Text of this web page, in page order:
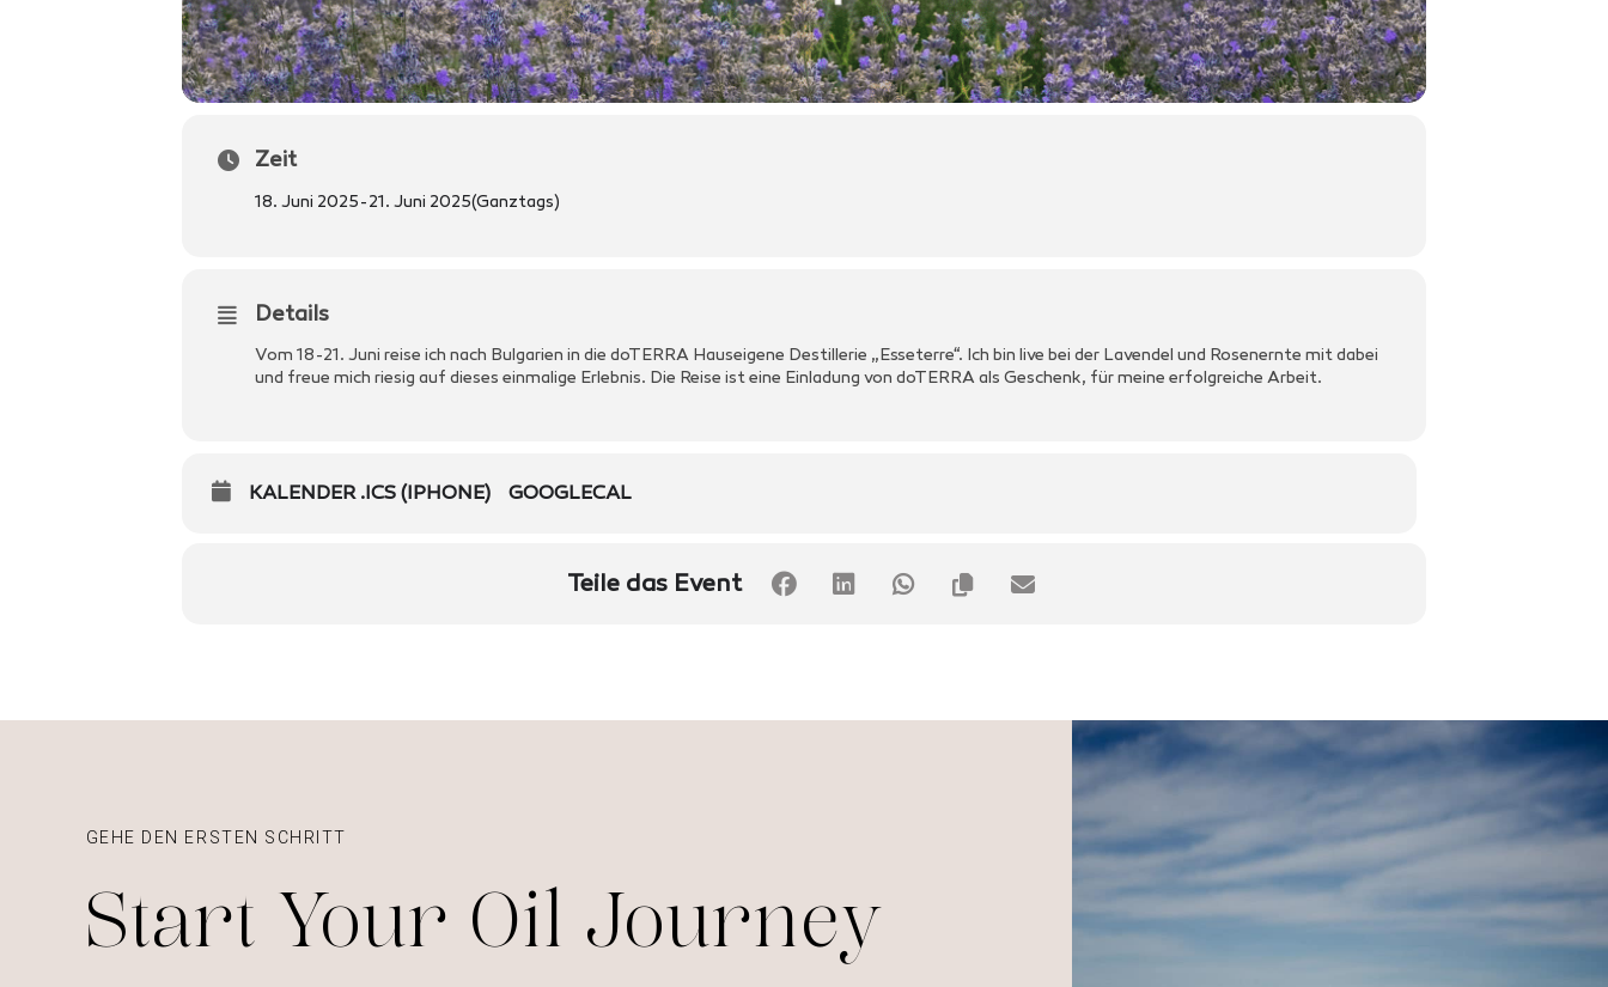
Zeit
18. Juni 2025-21. Juni 2025(Ganztags)
Details
Vom 18-21. Juni reise ich nach Bulgarien in die doTERRA Hauseigene Destillerie „Esseterre“. Ich bin live bei der Lavendel und Rosenernte mit dabei
und freue mich riesig auf dieses einmalige Erlebnis. Die Reise ist eine Einladung von doTERRA als Geschenk, für meine erfolgreiche Arbeit.
KALENDER .ICS (IPHONE) GOOGLECAL
Teile das Event
GEHE DEN ERSTEN SCHRITT
Start Your Oil Journey